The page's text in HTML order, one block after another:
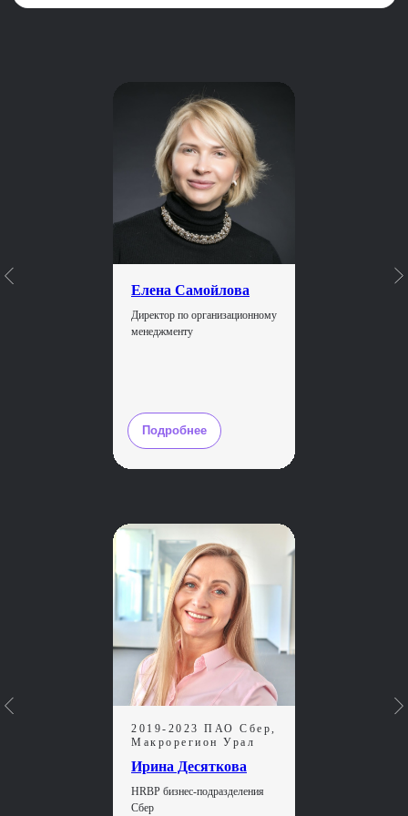
Елена Самойлова
Директор по организационному
менеджменту
Подробнее
2019-2023 ПАО Сбер,
Макрорегион Урал
Ирина Десяткова
HRBP бизнес-подразделения
Сбер
компаний с сильным брендом:
Альфа-банк, МТС, Самокат и др.
Живое общение
и непрерывный нетворк
Вы всегда будете на связи с группой
и преподавателями. Помимо учебы —
неформальные встречи очно и онлайн
Дополнительные вебинары
студентов — 10 лет
Вы получите дополнительный источник
кейсов, обменяетесь опытом и заведете
Официальное повышение
квалификации
диплом о профессиональной